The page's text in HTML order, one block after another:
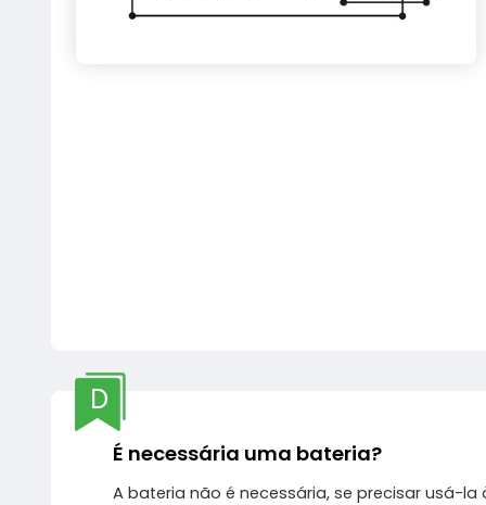
D
É necessária uma bateria?
A bateria não é necessária, se precisar usá-la